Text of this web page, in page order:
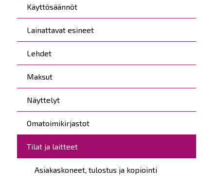
Käyttösäännöt
Lainattavat esineet
Lehdet
Maksut
Näyttelyt
Omatoimikirjastot
Tilat ja laitteet
Asiakaskoneet, tulostus ja kopiointi